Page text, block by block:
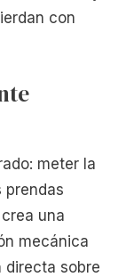
con
meter la
prendas
una
mecánica
directa sobre